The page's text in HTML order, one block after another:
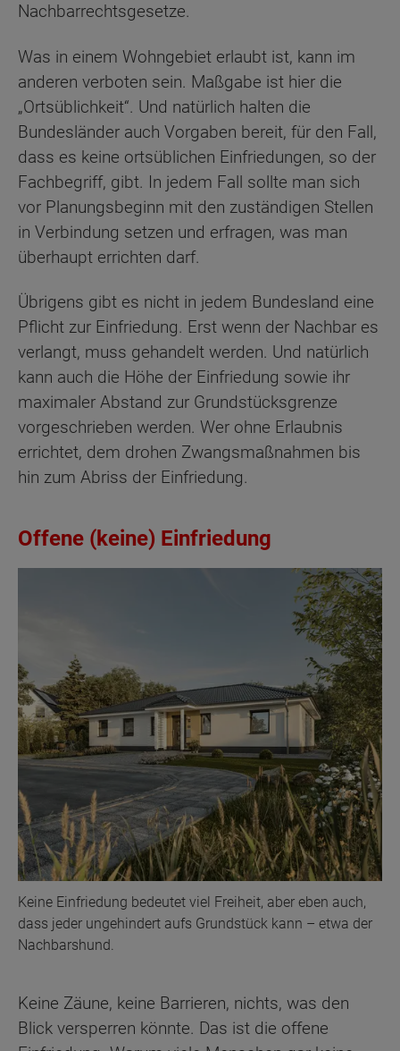
Nachbarrechtsgesetze.
Was in einem Wohngebiet erlaubt ist, kann im
anderen verboten sein. Maßgabe ist hier die
„Ortsüblichkeit“. Und natürlich halten die
Bundesländer auch Vorgaben bereit, für den Fall,
dass es keine ortsüblichen Einfriedungen, so der
Fachbegriff, gibt. In jedem Fall sollte man sich
vor Planungsbeginn mit den zuständigen Stellen
in Verbindung setzen und erfragen, was man
überhaupt errichten darf.
Übrigens gibt es nicht in jedem Bundesland eine
Pflicht zur Einfriedung. Erst wenn der Nachbar es
verlangt, muss gehandelt werden. Und natürlich
kann auch die Höhe der Einfriedung sowie ihr
maximaler Abstand zur Grundstücksgrenze
vorgeschrieben werden. Wer ohne Erlaubnis
errichtet, dem drohen Zwangsmaßnahmen bis
hin zum Abriss der Einfriedung.
Offene (keine) Einfriedung
Keine Einfriedung bedeutet viel Freiheit, aber eben auch,
dass jeder ungehindert aufs Grundstück kann – etwa der
Nachbarshund.
Keine Zäune, keine Barrieren, nichts, was den
Blick versperren könnte. Das ist die offene